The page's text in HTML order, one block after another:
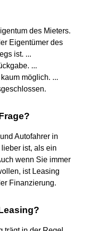
des Mieters.
Eigentümer des
ist. ...
...
möglich. ...
Autofahrer in
ist, als ein
wenn Sie immer
ist Leasing
Finanzierung.